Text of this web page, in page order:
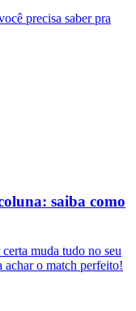
precisa saber pra
saiba como
muda tudo no seu
achar o match perfeito!